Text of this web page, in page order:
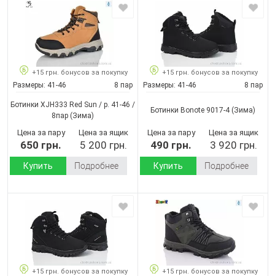
+15 грн. бонусов за покупку
Размеры: 41-46 8 пар
Ботинки XJH333 Red Sun / p. 41-46 /
8пар (Зима)
Цена за пару
650 грн.
Цена за ящик
5 200 грн.
Купить Подробнее
+15 грн. бонусов за покупку
Размеры: 41-46 8 пар
Ботинки Bonote 9017-4(Зима)
Цена за пару
490 грн.
Цена за ящик
3 920 грн.
Купить Подробнее
+15 грн. бонусов за покупку +15 грн. бонусов за покупку